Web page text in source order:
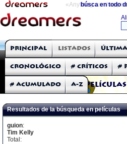
«Anything can
búsca en todo
THE DREAMERS
Críticas: Películas
Principal Listados
Cronológico # Críticos #
# Acumulado A-Z
Resultados de la búsqueda en películas
guion:
Tim Kelly
Total: